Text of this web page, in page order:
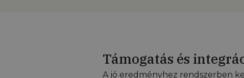
Támogatás és
A jó eredményhez rendszerben